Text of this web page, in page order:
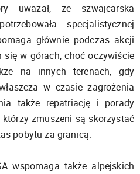
uważał, że szwajcarska
specjalistycznej
głównie podczas akcji
w górach, choć oczywiście
na innych terenach, gdy
w czasie zagrożenia
także repatriację i porady
którzy zmuszeni są skorzystać
pobytu za granicą.
wspomaga także alpejskich